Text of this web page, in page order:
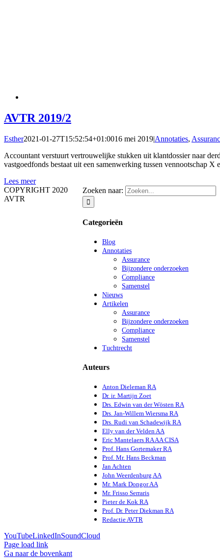
AVTR 2019/2
Esther2021-01-27T15:52:54+01:0016 mei 2019|Annotaties,
Accountant verstuurt vertrouwelijke stukken uit klantdossier naar
vastgoedfonds bestaat uit een samenwerking tussen vennootschap
Lees meer
Zoeken naar:
Categorieën
Blog
Annotaties
Assurance
Bijzondere onderzoeken
Compliance
Samenstel
Nieuws
Artikelen
Assurance
Bijzondere onderzoeken
Compliance
Samenstel
Tuchtrecht
Auteurs
Anton Dieleman RA
Dr. ir. Martijn Zoet
Drs. Edwin van der Wösten RA
Drs. Jan-Willem Wiersma RA
Drs. Rudi van Schadewijk RA
Elly van der Velden AA
Eric Mantelaers RA AA CISA
Prof. Hans Gortemaker RA
Prof. Mr. Hans Beckman
Jan Achten
John Weerdenburg AA
Mr. Mark Dongor AA
Mr. Frisso Serraris
Pieter de Kok RA
Prof. Dr. Peter Diekman RA
Redactie AVTR
COPYRIGHT 2020
AVTR
YouTubeLinkedInSoundCloud
Page load link
Ga naar de bovenkant